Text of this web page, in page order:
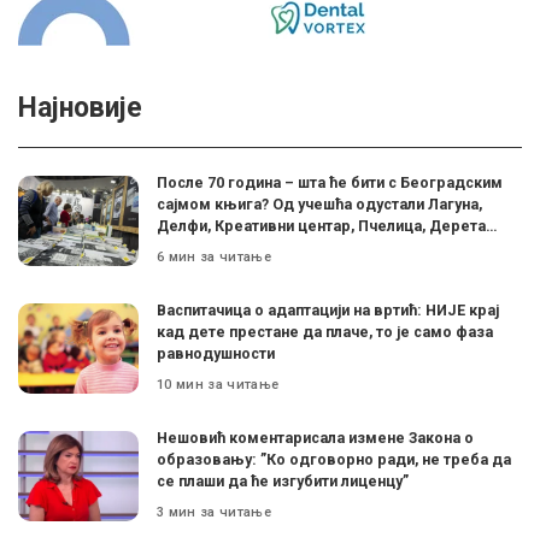
Најновије
После 70 година – шта ће бити с Београдским
сајмом књига? Од учешћа одустали Лагуна,
Делфи, Креативни центар, Пчелица, Дерета…
6 мин за читање
Васпитачица о адаптацији на вртић: НИЈЕ крај
кад дете престане да плаче, то је само фаза
равнодушности
10 мин за читање
Нешовић коментарисала измене Закона о
образовању: ”Ко одговорно ради, не треба да
се плаши да ће изгубити лиценцу”
3 мин за читање